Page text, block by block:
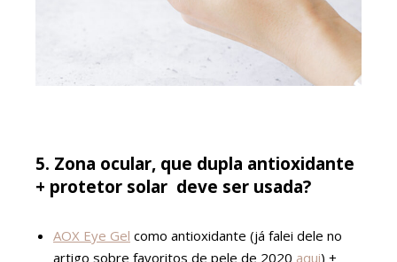
5. Zona ocular, que dupla antioxidante
+ protetor solar deve ser usada?
AOX Eye Gel como antioxidante (já falei dele no
artigo sobre favoritos de pele de 2020 aqui) +